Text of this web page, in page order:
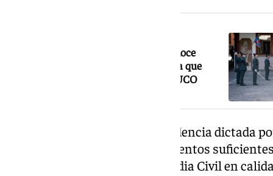
La directora de la Guardia Civil reconoce
reuniones con Leire Díez pero apunta que
«jamás» fueron para perjudicar a la UCO
La decisión figura en una providencia dictada
que considera que existen elementos
ambos responsables de la Guardia Civil en